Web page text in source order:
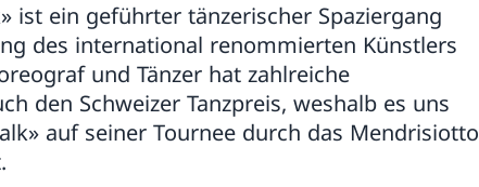
ist ein geführter tänzerischer Spaziergang
des international renommierten Künstlers
und Tänzer hat zahlreiche
den Schweizer Tanzpreis, weshalb es uns
auf seiner Tournee durch das Mendrisiotto